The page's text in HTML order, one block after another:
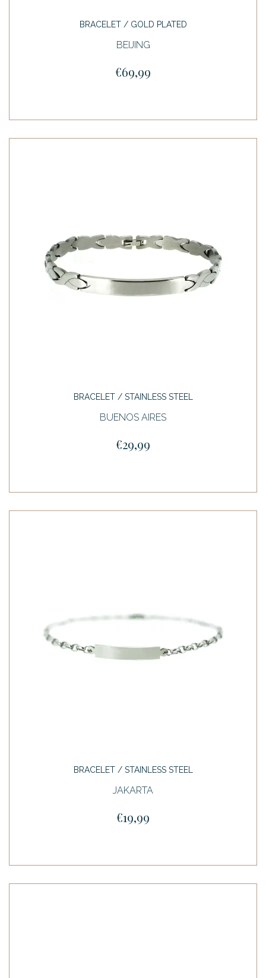
BRACELET / GOLD PLATED
BEIJING
€69,99
BRACELET / STAINLESS STEEL
BUENOS AIRES
€29,99
BRACELET / STAINLESS STEEL
JAKARTA
€19,99